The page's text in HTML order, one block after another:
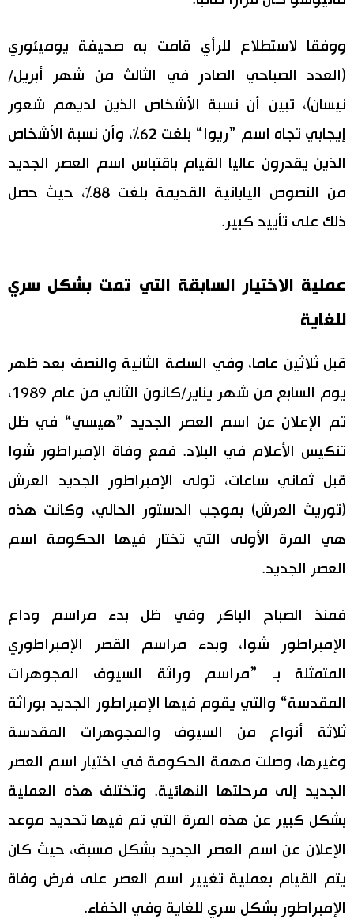
ووفقا لاستطلاع للرأي قامت به صحيفة يوميئوري
(العدد الصباحي الصادر في الثالث من شهر أبريل/
نيسان)، تبين أن نسبة الأشخاص الذين لديهم شعور
إيجابي تجاه اسم ”ريوا“ بلغت 62%، وأن نسبة الأشخاص
الذين يقدرون عاليا القيام باقتباس اسم العصر الجديد
من النصوص اليابانية القديمة بلغت 88%، حيث حصل
ذلك على تأييد كبير.
عملية الاختيار السابقة التي تمت بشكل سري
للغاية
قبل ثلاثين عاما، وفي الساعة الثانية والنصف بعد ظهر
يوم السابع من شهر يناير/كانون الثاني من عام 1989،
تم الإعلان عن اسم العصر الجديد ”هيسي“ في ظل
تنكيس الأعلام في البلاد. فمع وفاة الإمبراطور شوا
قبل ثماني ساعات، تولى الإمبراطور الجديد العرش
(توريث العرش) بموجب الدستور الحالي، وكانت هذه
هي المرة الأولى التي تختار فيها الحكومة اسم
العصر الجديد.
فمنذ الصباح الباكر وفي ظل بدء مراسم وداع
الإمبراطور شوا، وبدء مراسم القصر الإمبراطوري
المتمثلة بـ ”مراسم وراثة السيوف المجوهرات
المقدسة“ والتي يقوم فيها الإمبراطور الجديد بوراثة
ثلاثة أنواع من السيوف والمجوهرات المقدسة
وغيرها، وصلت مهمة الحكومة في اختيار اسم العصر
الجديد إلى مرحلتها النهائية. وتختلف هذه العملية
بشكل كبير عن هذه المرة التي تم فيها تحديد موعد
الإعلان عن اسم العصر الجديد بشكل مسبق، حيث كان
يتم القيام بعملية تغيير اسم العصر على فرض وفاة
الإمبراطور بشكل سري للغاية وفي الخفاء.